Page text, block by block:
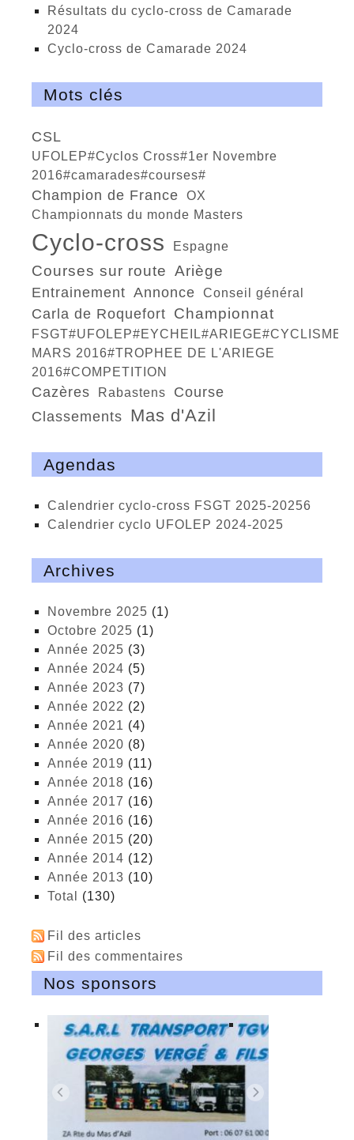
Résultats du cyclo-cross de Camarade
2024
Cyclo-cross de Camarade 2024
Mots clés
CSL
UFOLEP#Cyclos Cross#1er Novembre
2016#camarades#courses#
champion de France
OX
championnats du monde Masters
cyclo-cross Espagne
courses sur route Ariège
entrainement Annonce conseil général
Carla de Roquefort championnat
FSGT#UFOLEP#EYCHEIL#ARIEGE#CYCLISME#6
MARS 2016#TROPHEE DE L'ARIEGE
2016#COMPETITION
Cazères Rabastens
course
classements
Mas d'Azil
Agendas
calendrier cyclo-cross FSGT 2025-20256
calendrier cyclo UFOLEP 2024-2025
Archives
novembre 2025 (1)
octobre 2025 (1)
année 2025 (3)
année 2024 (5)
année 2023 (7)
année 2022 (2)
année 2021 (4)
année 2020 (8)
année 2019 (11)
année 2018 (16)
année 2017 (16)
année 2016 (16)
année 2015 (20)
année 2014 (12)
année 2013 (10)
total (130)
Fil des articles
Fil des commentaires
Nos sponsors